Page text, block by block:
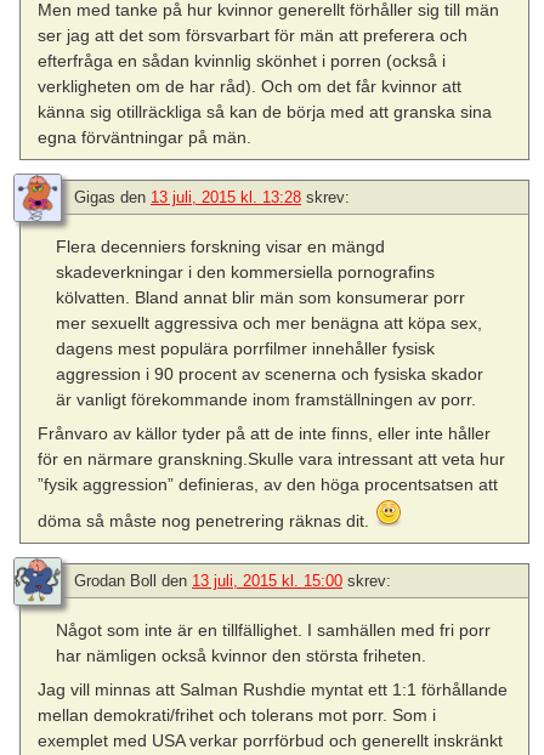
Men med tanke på hur kvinnor generellt förhåller sig till män
ser jag att det som försvarbart för män att preferera och
efterfråga en sådan kvinnlig skönhet i porren (också i
verkligheten om de har råd). Och om det får kvinnor att
känna sig otillräckliga så kan de börja med att granska sina
egna förväntningar på män.
Gigas den 13 juli, 2015 kl. 13:28 skrev:
Flera decenniers forskning visar en mängd
skadeverkningar i den kommersiella pornografins
kölvatten. Bland annat blir män som konsumerar porr
mer sexuellt aggressiva och mer benägna att köpa sex,
dagens mest populära porrfilmer innehåller fysisk
aggression i 90 procent av scenerna och fysiska skador
är vanligt förekommande inom framställningen av porr.
Frånvaro av källor tyder på att de inte finns, eller inte håller
för en närmare granskning.Skulle vara intressant att veta hur
”fysik aggression” definieras, av den höga procentsatsen att
döma så måste nog penetrering räknas dit.
Grodan Boll den 13 juli, 2015 kl. 15:00 skrev:
Något som inte är en tillfällighet. I samhällen med fri porr
har nämligen också kvinnor den största friheten.
Jag vill minnas att Salman Rushdie myntat ett 1:1 förhållande
mellan demokrati/frihet och tolerans mot porr. Som i
exemplet med USA verkar porrförbud och generellt inskränkt